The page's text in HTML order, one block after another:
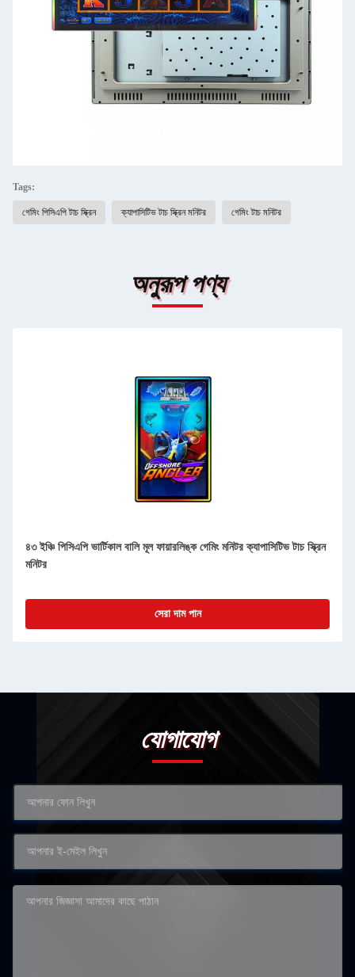
Tags:
গেমিং পিসিএপি টাচ স্ক্রিন ক্যাপাসিটিভ টাচ স্ক্রিন মনিটর গেমিং টাচ মনিটর
অনুরূপ পণ্য
৪৩ ইঞ্চি পিসিএপি ভার্টিকাল বালি মূল ফায়ারলিঙ্ক গেমিং মনিটর ক্যাপাসিটিভ টাচ স্ক্রিন
মনিটর
সেরা দাম পান
যোগাযোগ